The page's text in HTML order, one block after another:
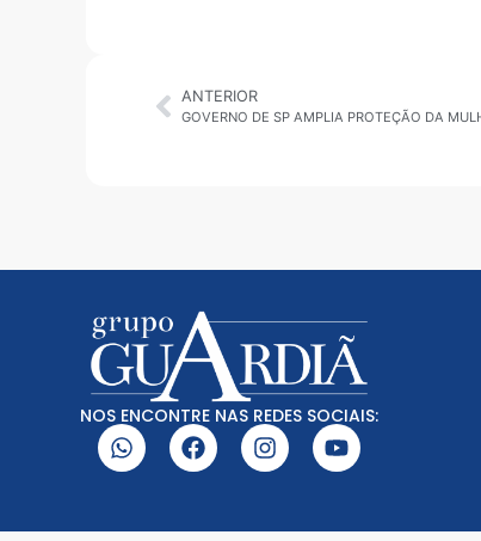
ANTERIOR
NOS ENCONTRE NAS REDES SOCIAIS: